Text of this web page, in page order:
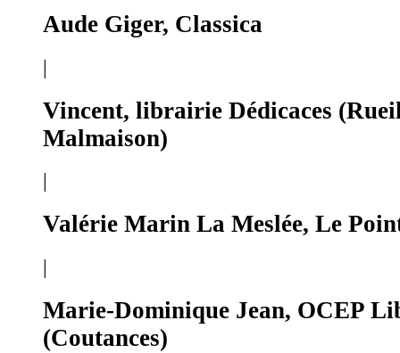
Aude Giger, Classica
|
Vincent, librairie Dédicaces
Malmaison)
Valérie Marin La Meslée, Le
|
Marie-Dominique Jean, OCEP
(Coutances)